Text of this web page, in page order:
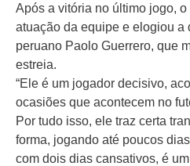
Após a vitória no último jogo,
atuação da equipe e elogiou a
peruano Paolo Guerrero, que
estreia.
“Ele é um jogador decisivo,
ocasiões que acontecem no
Por tudo isso, ele traz certa
forma, jogando até poucos
com dois dias cansativos, é